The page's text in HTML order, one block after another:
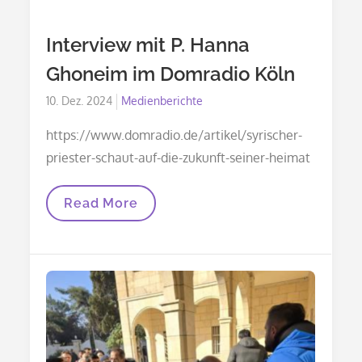
Interview mit P. Hanna
Ghoneim im Domradio Köln
Posted
10. Dez. 2024 Medienberichte
https://www.domradio.de/artikel/syrischer-
priester-schaut-auf-die-zukunft-seiner-heimat
Interview
Mit
Ghoneim
Im
Domradio
Köln
Read More